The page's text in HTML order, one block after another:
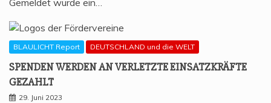
Gemeldet wurde ein…
BLAULICHT Report DEUTSCHLAND und die WELT
SPEN­DEN WER­DEN AN VER­LETZ­TE EIN­SATZ­KRÄF­TE
GEZAHLT
29. Juni 2023